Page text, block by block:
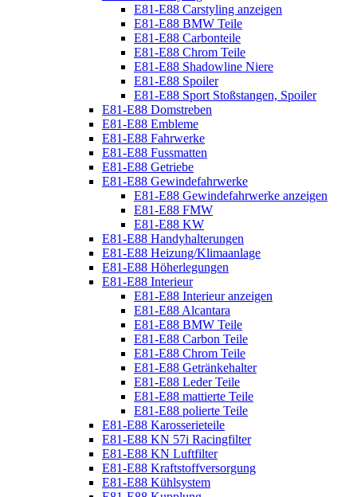
E81-E88 Carstyling anzeigen
E81-E88 BMW Teile
E81-E88 Carbonteile
E81-E88 Chrom Teile
E81-E88 Shadowline Niere
E81-E88 Spoiler
E81-E88 Sport Stoßstangen, Spoiler
E81-E88 Domstreben
E81-E88 Embleme
E81-E88 Fahrwerke
E81-E88 Fussmatten
E81-E88 Getriebe
E81-E88 Gewindefahrwerke
E81-E88 Gewindefahrwerke anzeigen
E81-E88 FMW
E81-E88 KW
E81-E88 Handyhalterungen
E81-E88 Heizung/Klimaanlage
E81-E88 Höherlegungen
E81-E88 Interieur
E81-E88 Interieur anzeigen
E81-E88 Alcantara
E81-E88 BMW Teile
E81-E88 Carbon Teile
E81-E88 Chrom Teile
E81-E88 Getränkehalter
E81-E88 Leder Teile
E81-E88 mattierte Teile
E81-E88 polierte Teile
E81-E88 Karosserieteile
E81-E88 KN 57i Racingfilter
E81-E88 KN Luftfilter
E81-E88 Kraftstoffversorgung
E81-E88 Kühlsystem